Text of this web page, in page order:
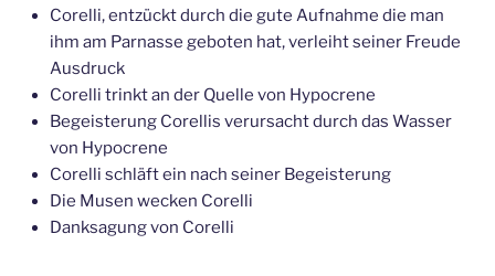
Corelli, entzückt durch die gute Aufnahme die man
ihm am Parnasse geboten hat, verleiht seiner Freude
Ausdruck
Corelli trinkt an der Quelle von Hypocrene
Begeisterung Corellis verursacht durch das Wasser
von Hypocrene
Corelli schläft ein nach seiner Begeisterung
Die Musen wecken Corelli
Danksagung von Corelli